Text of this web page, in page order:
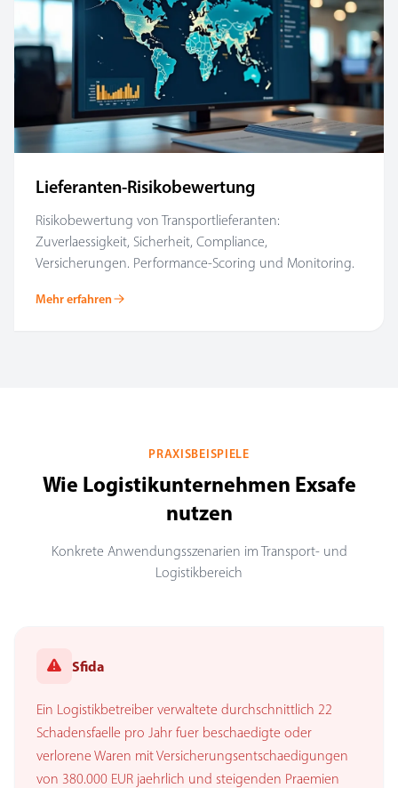
Lieferanten-Risikobewertung
Risikobewertung von Transportlieferanten:
Zuverlaessigkeit, Sicherheit, Compliance,
Versicherungen. Performance-Scoring und Monitoring.
Mehr erfahren
PRAXISBEISPIELE
Wie Logistikunternehmen Exsafe
nutzen
Konkrete Anwendungsszenarien im Transport- und
Logistikbereich
Sfida
Ein Logistikbetreiber verwaltete durchschnittlich 22
Schadensfaelle pro Jahr fuer beschaedigte oder
verlorene Waren mit Versicherungsentschaedigungen
von 380.000 EUR jaehrlich und steigenden Praemien